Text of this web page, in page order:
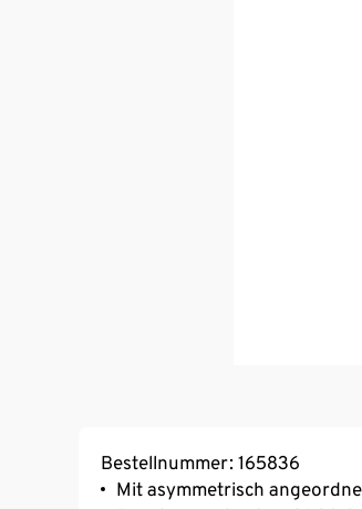
Bestellnummer: 165836
Mit asymmetrisch